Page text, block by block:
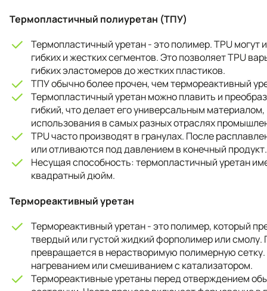
Термопластичный полиуретан (ТПУ)
Термопластичный уретан - это полимер. TPU
гибких и жестких сегментов. Это позволяет TPU
гибких эластомеров до жестких пластиков.
ТПУ обычно более прочен, чем термореактивный
Термопластичный уретан можно плавить и
гибкий, что делает его универсальным
использования в самых разных отраслях
TPU часто производят в гранулах. После
или отливаются под давлением в конечный продукт.
Несущая способность: термопластичный уретан
квадратный дюйм.
Термореактивный уретан
Термореактивный уретан - это полимер, который
твердый или густой жидкий форполимер или
превращается в нерастворимую полимерную
нагреванием или смешиванием с катализатором.
Термореактивные уретаны перед отверждением